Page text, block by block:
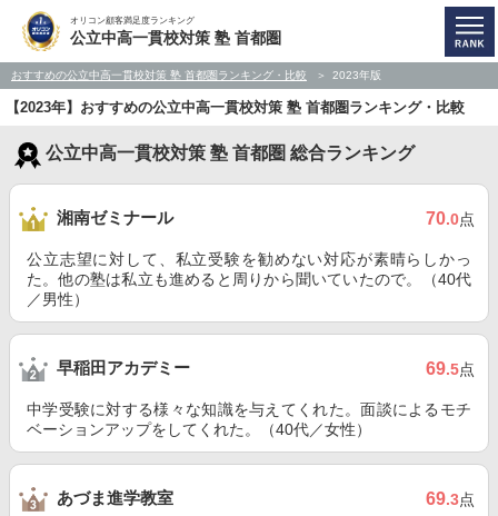
オリコン顧客満足度ランキング
公立中高一貫校対策 塾 首都圏
おすすめの公立中高一貫校対策 塾 首都圏ランキング・比較 2023年版
【2023年】おすすめの公立中高一貫校対策 塾 首都圏ランキング・比較
公立中高一貫校対策 塾 首都圏 総合ランキング
湘南ゼミナール 70.0点
公立志望に対して、私立受験を勧めない対応が素晴らしかっ
た。他の塾は私立も進めると周りから聞いていたので。（40代
／男性）
早稲田アカデミー 69.5点
中学受験に対する様々な知識を与えてくれた。面談によるモチ
ベーションアップをしてくれた。（40代／女性）
あづま進学教室 69.3点